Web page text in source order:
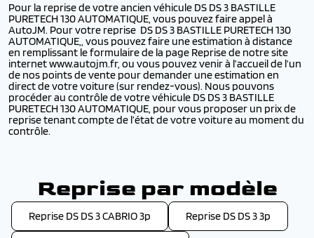
Pour la reprise de votre ancien véhicule DS DS 3 BASTILLE
PURETECH 130 AUTOMATIQUE, vous pouvez faire appel à
AutoJM. Pour votre reprise DS DS 3 BASTILLE PURETECH 130
AUTOMATIQUE,, vous pouvez faire une estimation à distance
en remplissant le formulaire de la page Reprise de notre site
internet www.autojm.fr, ou vous pouvez venir à l’accueil de l’un
de nos points de vente pour demander une estimation en
direct de votre voiture (sur rendez-vous). Nous pouvons
procéder au contrôle de votre véhicule DS DS 3 BASTILLE
PURETECH 130 AUTOMATIQUE, pour vous proposer un prix de
reprise tenant compte de l’état de votre voiture au moment du
contrôle.
Reprise par modèle
Reprise DS DS 3 CABRIO 3p Reprise DS DS 3 3p